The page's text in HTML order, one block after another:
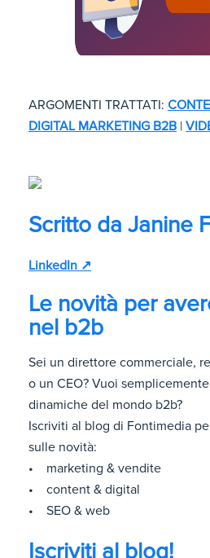
ARGOMENTI TRATTATI:
DIGITAL MARKETING B2B |
Scritto da Janine
LinkedIn ↗
Le novità per
nel b2b
Sei un direttore commerciale,
o un CEO? Vuoi
dinamiche del mondo b2b?
Iscriviti al blog di Fontimedia
sulle novità:
• marketing & vendite
• content & digital
• SEO & web
Iscriviti al blog!